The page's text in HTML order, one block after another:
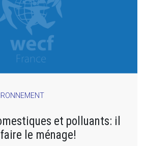
et polluants: il
le ménage!